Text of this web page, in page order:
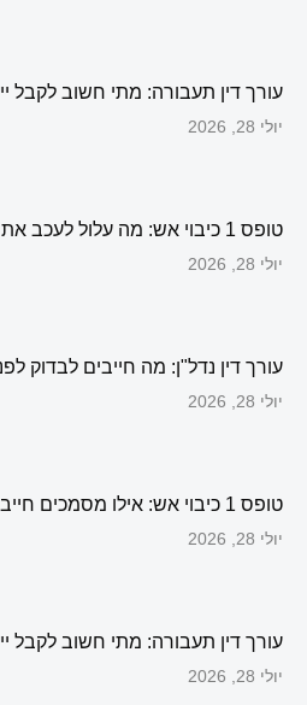
עורך דין תעבורה: מתי חשוב לקבל
יולי 28, 2026
טופס 1 כיבוי אש: מה עלול לעכב את האישור?
יולי 28, 2026
עורך דין נדל"ן: מה חייבים לבדוק
יולי 28, 2026
טופס 1 כיבוי אש: אילו מסמכים חייבים להכין מראש?
יולי 28, 2026
עורך דין תעבורה: מתי חשוב לקבל
יולי 28, 2026